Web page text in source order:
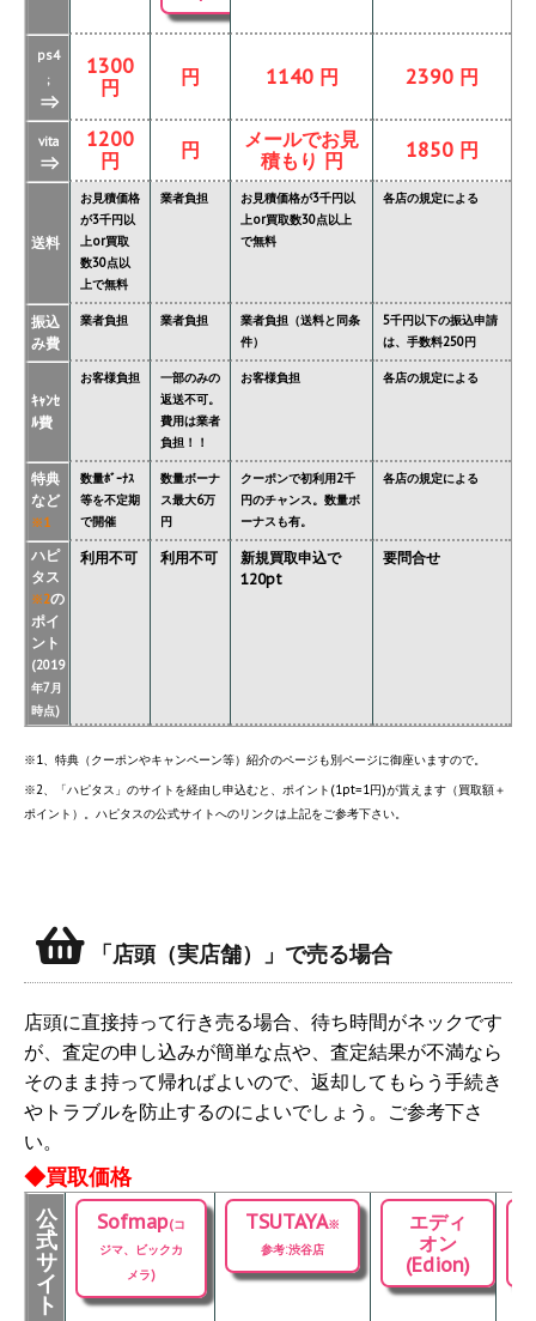
ps4
;
⇒
1300
円
円 1140 円 2390 円
vita
⇒
1200
円
円
メールでお見
積もり 円
1850 円
送料
お見積価格
が3千円以
上or買取
数30点以
上で無料
業者負担
お見積価格が3千円以
上or買取数30点以上
で無料
各店の規定による
振込
み費
業者負担 業者負担
業者負担（送料と同条
件）
5千円以下の振込申請
は、手数料250円
ｷｬﾝｾ
ﾙ費
お客様負担
一部のみの
返送不可。
費用は業者
負担！！
お客様負担 各店の規定による
特典
など
※1
数量ﾎﾞｰﾅｽ
等を不定期
で開催
数量ボーナ
ス最大6万
円
クーポンで初利用2千
円のチャンス。数量ボ
ーナスも有。
各店の規定による
ハピ
タス
※2の
ポイ
ント
(2019
年7月
時点)
利用不可 利用不可
新規買取申込で
120pt
要問合せ
※1、特典（クーポンやキャンペーン等）紹介のページも別ページに御座いますので。
※2、「ハピタス」のサイトを経由し申込むと、ポイント(1pt=1円)が貰えます（買取額＋
ポイント）。ハピタスの公式サイトへのリンクは上記をご参考下さい。
「店頭（実店舗）」で売る場合
店頭に直接持って行き売る場合、待ち時間がネックです
が、査定の申し込みが簡単な点や、査定結果が不満なら
そのまま持って帰ればよいので、返却してもらう手続き
やトラブルを防止するのによいでしょう。ご参考下さ
い。
◆買取価格
公
式
サ
イ
ト
Sofmap(コ
ジマ、ビックカ
メラ)
TSUTAYA※
参考:渋谷店
エディ
オン
(Edion)